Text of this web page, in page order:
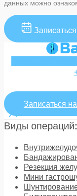
данных можно
Записаться
Виды операций:
Резекция
Мини